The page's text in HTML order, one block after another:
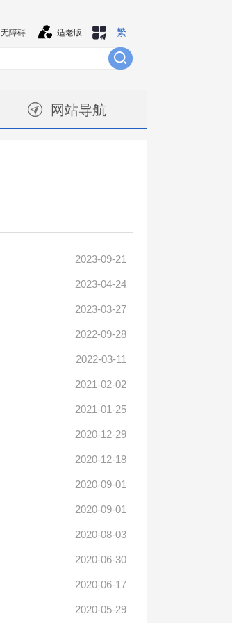
繁
适老版
无障碍
网站导航
2023-09-21
2023-04-24
2023-03-27
2022-09-28
2022-03-11
2021-02-02
2021-01-25
2020-12-29
2020-12-18
2020-09-01
2020-09-01
2020-08-03
2020-06-30
2020-06-17
2020-05-29